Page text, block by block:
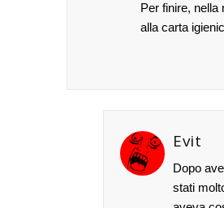
Per finire, nella
alla carta
Evit
Dopo
stati